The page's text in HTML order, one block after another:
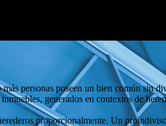
personas poseen un bien común sin
generados en contextos de
proporcionalmente. Un